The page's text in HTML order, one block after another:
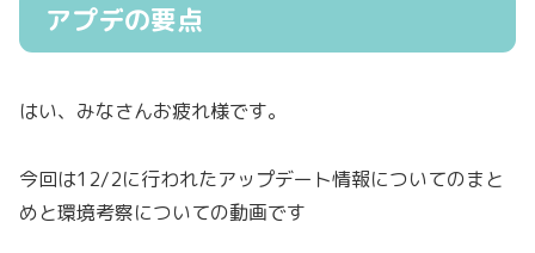
アプデの要点
はい、みなさんお疲れ様です。
今回は12/2に行われたアップデート情報についてのまと
めと環境考察についての動画です